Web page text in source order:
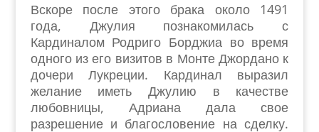
Вскоре после этого брака около 1491
года, Джулия познакомилась с
Кардиналом Родриго Борджиа во время
одного из его визитов в Монте Джордано к
дочери Лукреции. Кардинал выразил
желание иметь Джулию в качестве
любовницы, Адриана дала свое
разрешение и благословение на сделку.